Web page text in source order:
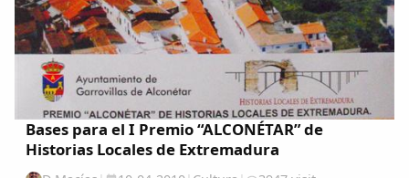
Bases para el I Premio “ALCONÉTAR” de
Historias Locales de Extremadura